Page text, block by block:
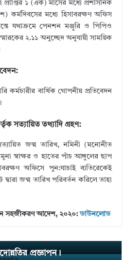
১ (এক) মাসের মধ্যে প্রশাসনিক
কর্মদিবসের মধ্যে হিসাবরক্ষণ অফিস
যথাক্রমে পেনশন মঞ্জুরি ও পিপিও
২.১১ অনুচ্ছেদ অনুযায়ী সাময়িক
কর্মচারীর বার্ষিক গোপনীয় প্রতিবেদন
সত্যায়িত তথ্যাদি গ্রহণ:
জন্ম তারিখ, নমিনী (মনোনীত
স্বাক্ষর ও হাতের পাঁচ আঙ্গুলের ছাপ
অফিসে পুন:যাচাই ব্যতিরেকেই
জন্ম তারিখ পরিবর্তন করিলে তাহা
সহজীকরণ আদেশ, ২০২০:ডাউনলোড
প্রজ্ঞাপন।